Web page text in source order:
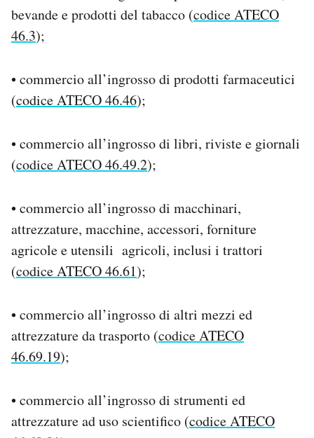
bevande e prodotti del tabacco (codice ATECO
46.3);
• commercio all’ingrosso di prodotti farmaceutici
(codice ATECO 46.46);
• commercio all’ingrosso di libri, riviste e giornali
(codice ATECO 46.49.2);
• commercio all’ingrosso di macchinari,
attrezzature, macchine, accessori, forniture
agricole e utensili agricoli, inclusi i trattori
(codice ATECO 46.61);
• commercio all’ingrosso di altri mezzi ed
attrezzature da trasporto (codice ATECO
46.69.19);
• commercio all’ingrosso di strumenti ed
attrezzature ad uso scientifico (codice ATECO